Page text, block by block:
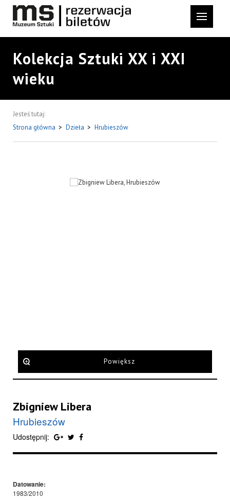
Kolekcja Sztuki XX i XXI
wieku
Jesteś tutaj:
Strona główna > Dzieła > Hrubieszów
Powiększ
Zbigniew Libera
Hrubieszów
Udostępnij:
Datowanie:
1983/2010